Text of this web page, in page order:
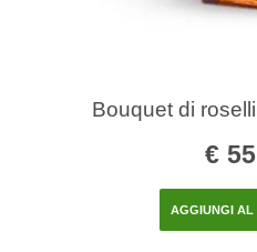
Bouquet di
€
AGGIUNGI AL